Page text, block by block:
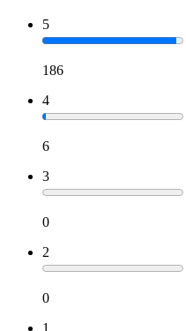
5
186
4
6
3
0
2
0
1